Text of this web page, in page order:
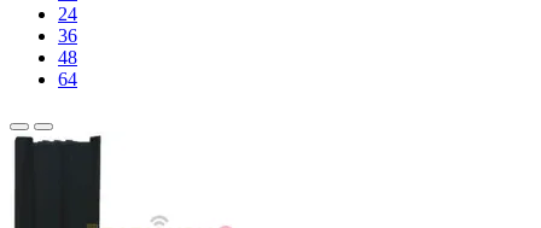
24
36
48
64